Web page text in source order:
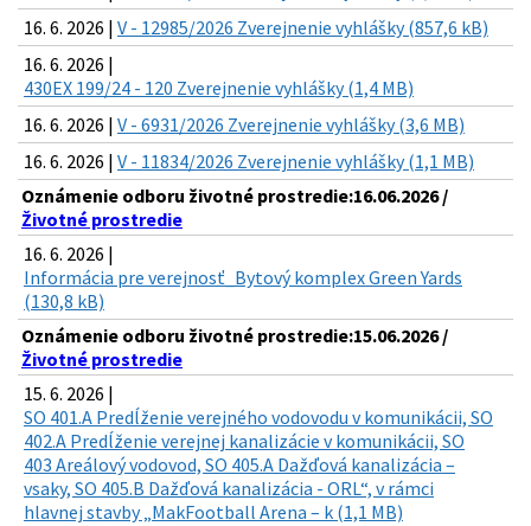
16. 6. 2026 | V - 12985/2026 Zverejnenie vyhlášky (857,6 kB)
16. 6. 2026 |
430EX 199/24 - 120 Zverejnenie vyhlášky (1,4 MB)
16. 6. 2026 | V - 6931/2026 Zverejnenie vyhlášky (3,6 MB)
16. 6. 2026 | V - 11834/2026 Zverejnenie vyhlášky (1,1 MB)
Oznámenie odboru životné prostredie:16.06.2026 /
Životné prostredie
16. 6. 2026 |
Informácia pre verejnosť_Bytový komplex Green Yards
(130,8 kB)
Oznámenie odboru životné prostredie:15.06.2026 /
Životné prostredie
15. 6. 2026 |
SO 401.A Predĺženie verejného vodovodu v komunikácii, SO
402.A Predĺženie verejnej kanalizácie v komunikácii, SO
403 Areálový vodovod, SO 405.A Dažďová kanalizácia –
vsaky, SO 405.B Dažďová kanalizácia - ORL“, v rámci
hlavnej stavby „MakFootball Arena – k (1,1 MB)